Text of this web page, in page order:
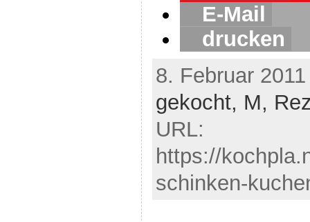
E-Mail
drucken
8. Februar
gekocht, M,
URL:
https://
schinken-